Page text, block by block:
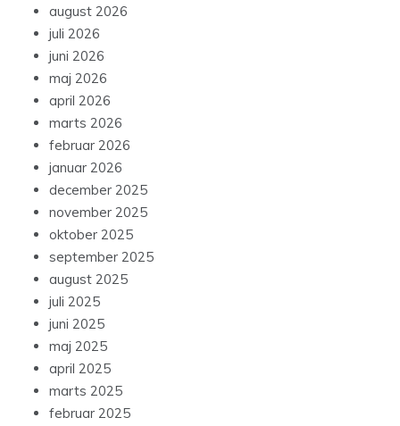
august 2026
juli 2026
juni 2026
maj 2026
april 2026
marts 2026
februar 2026
januar 2026
december 2025
november 2025
oktober 2025
september 2025
august 2025
juli 2025
juni 2025
maj 2025
april 2025
marts 2025
februar 2025